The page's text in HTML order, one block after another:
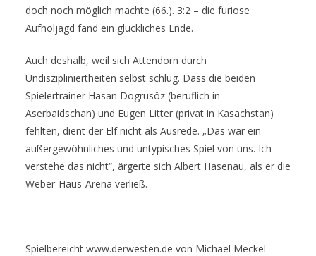
doch noch möglich machte (66.). 3:2 – die furiose
Aufholjagd fand ein glückliches Ende.
Auch deshalb, weil sich Attendorn durch
Undiszipliniertheiten selbst schlug. Dass die beiden
Spielertrainer Hasan Dogrusöz (beruflich in
Aserbaidschan) und Eugen Litter (privat in Kasachstan)
fehlten, dient der Elf nicht als Ausrede. „Das war ein
außergewöhnliches und untypisches Spiel von uns. Ich
verstehe das nicht“, ärgerte sich Albert Hasenau, als er die
Weber-Haus-Arena verließ.
Spielbereicht www.derwesten.de von Michael Meckel